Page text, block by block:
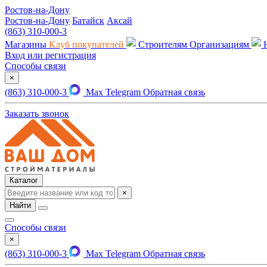
Ростов-на-Дону
Ростов-на-Дону Батайск Аксай
(863) 310-000-3
Магазины Клуб покупателей Строителям Организациям
Вход или регистрация
Способы связи
×
(863) 310-000-3 Max Telegram Обратная связь
Заказать звонок
Каталог
×
Найти
Способы связи
×
(863) 310-000-3 Max Telegram Обратная связь